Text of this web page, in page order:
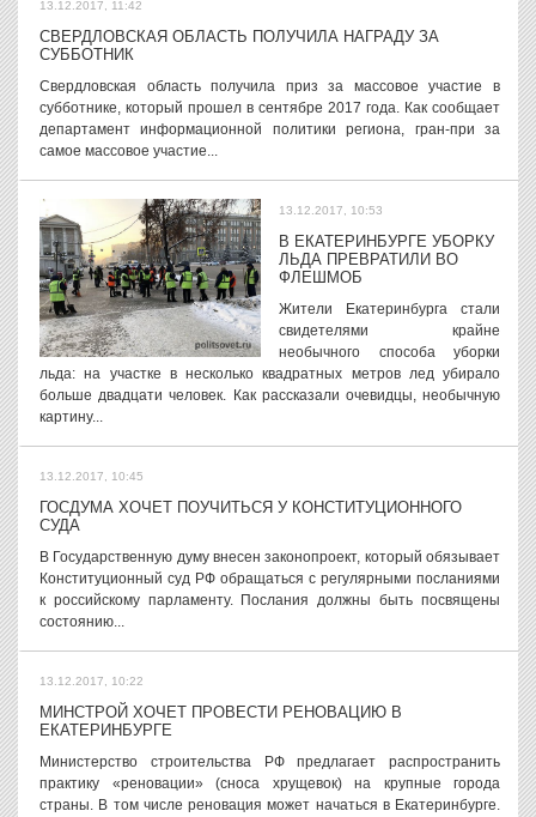
13.12.2017, 11:42
СВЕРДЛОВСКАЯ ОБЛАСТЬ ПОЛУЧИЛА НАГРАДУ ЗА
СУББОТНИК
Свердловская область получила приз за массовое участие в
субботнике, который прошел в сентябре 2017 года. Как сообщает
департамент информационной политики региона, гран-при за
самое массовое участие...
13.12.2017, 10:53
В ЕКАТЕРИНБУРГЕ УБОРКУ
ЛЬДА ПРЕВРАТИЛИ ВО
ФЛЕШМОБ
Жители Екатеринбурга стали
свидетелями крайне
необычного способа уборки
льда: на участке в несколько квадратных метров лед убирало
больше двадцати человек. Как рассказали очевидцы, необычную
картину...
13.12.2017, 10:45
ГОСДУМА ХОЧЕТ ПОУЧИТЬСЯ У КОНСТИТУЦИОННОГО
СУДА
В Государственную думу внесен законопроект, который обязывает
Конституционный суд РФ обращаться с регулярными посланиями
к российскому парламенту. Послания должны быть посвящены
состоянию...
13.12.2017, 10:22
МИНСТРОЙ ХОЧЕТ ПРОВЕСТИ РЕНОВАЦИЮ В
ЕКАТЕРИНБУРГЕ
Министерство строительства РФ предлагает распространить
практику «реновации» (сноса хрущевок) на крупные города
страны. В том числе реновация может начаться в Екатеринбурге.